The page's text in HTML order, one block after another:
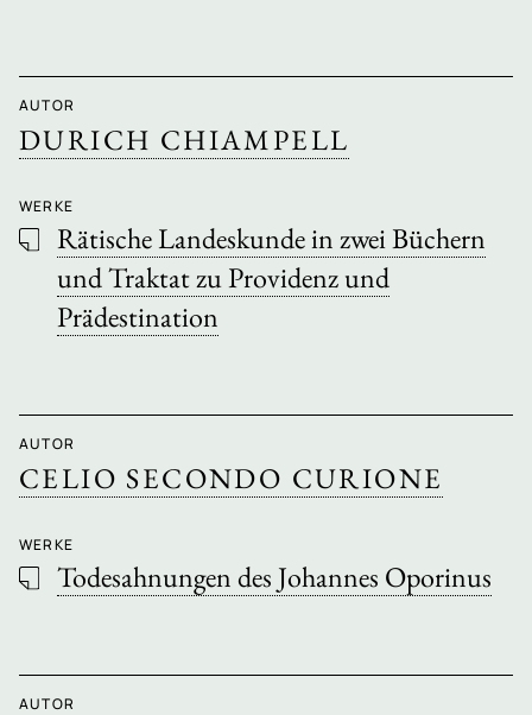
AUTOR
DURICH CHIAMPELL
WERKE
Rätische Landeskunde in zwei Büchern
und Traktat zu Providenz und
Prädestination
AUTOR
CELIO SECONDO CURIONE
WERKE
Todesahnungen des Johannes Oporinus
AUTOR